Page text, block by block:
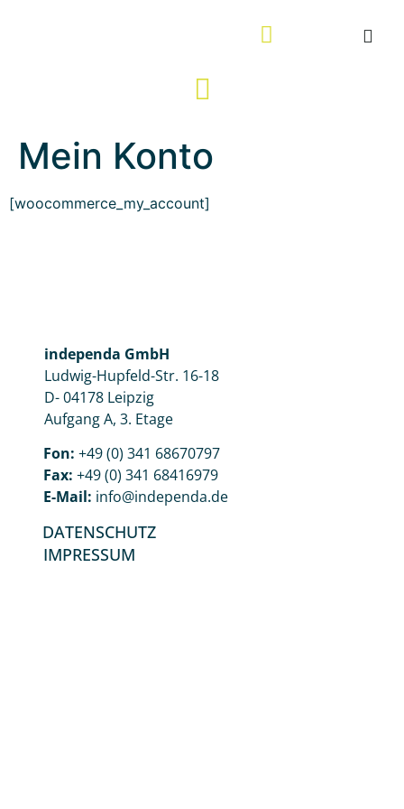
Mein Konto
[woocommerce_my_account]
independa GmbH
Ludwig-Hupfeld-Str. 16-18
D- 04178 Leipzig
Aufgang A, 3. Etage
Fon: +49 (0) 341 68670797
Fax: +49 (0) 341 68416979
E-Mail: info@independa.de
DATENSCHUTZ
IMPRESSUM